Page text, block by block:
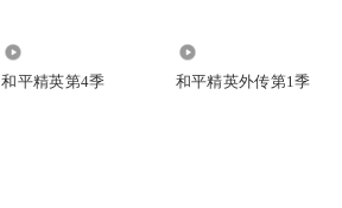
和平精英第4季 和平精英外传第1季